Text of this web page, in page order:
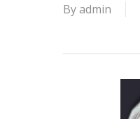
Byadmin